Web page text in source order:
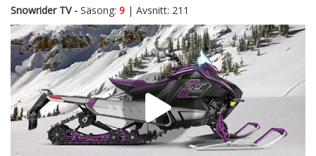
Snowrider TV - Säsong: 9 | Avsnitt: 211